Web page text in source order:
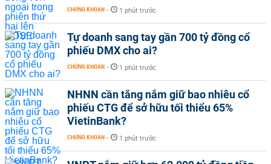
CHỨNG KHOÁN - 1 phút trước
Tự doanh sang tay gần 700 tỷ đồng cổ
phiếu DMX cho ai?
CHỨNG KHOÁN - 1 phút trước
NHNN cần tăng nắm giữ bao nhiêu cổ
phiếu CTG để sở hữu tối thiểu 65%
VietinBank?
CHỨNG KHOÁN - 1 phút trước